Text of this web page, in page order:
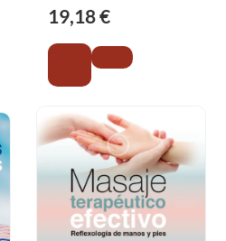
19,18 €